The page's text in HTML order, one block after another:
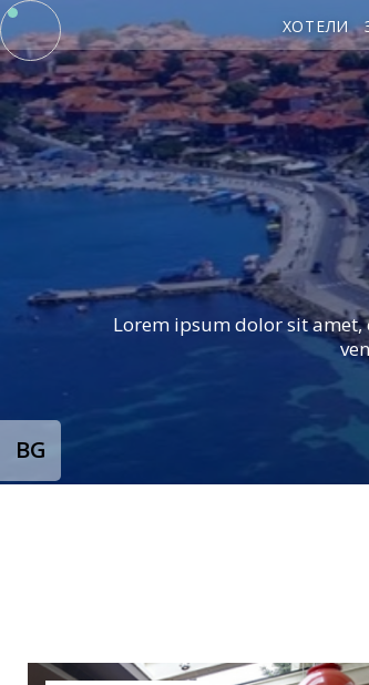
ХОТЕЛИ
Lorem ipsum dolor sit
BG